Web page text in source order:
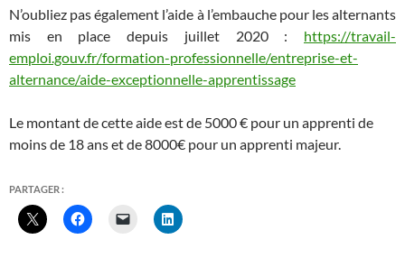
N’oubliez pas également l’aide à l’embauche pour les alternants
mis en place depuis juillet 2020 : https://travail-
emploi.gouv.fr/formation-professionnelle/entreprise-et-
alternance/aide-exceptionnelle-apprentissage
Le montant de cette aide est de 5000 € pour un apprenti de
moins de 18 ans et de 8000€ pour un apprenti majeur.
PARTAGER :